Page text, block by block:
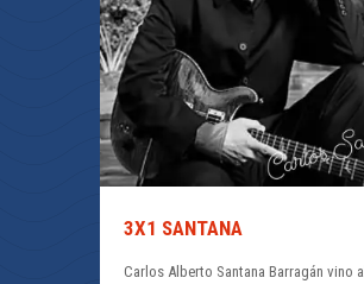
3X1 SANTANA
Carlos Alberto Santana Barragán vino al